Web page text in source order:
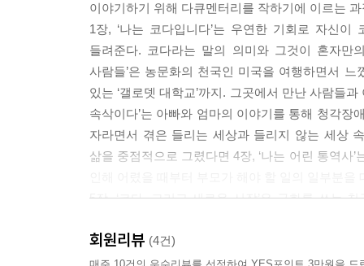
성인이 되었으니 더 이상 부모의 장애와, 세상의
가온다는 것을 조금 늦게 깨달았다. 누구보다 세
대로 그것을 믿지 않았다 --- p.204
나는 엄마, 아빠의 이야기를 영화로 만들었고, 나
에 켜켜이 쌓인 생채기를 하나 둘 꺼내어 보여주
내 몸 안에 또 다른 상처를 만들기 전에, 좀 더 씩
지 않을 수 있었다.
--- p.237
이야기하기 위해 다큐멘터리를 작하기에 이르는
1장, ‘나는 코다입니다’는 우연한 기회로 자신
들려준다. 코다라는 말의 의미와 그것이 혼자만
사람들’은 농문화의 천국인 미국을 여행하면서
있는 ‘갤로뎃 대학교’까지. 그곳에서 만난 사람들
속삭이다’는 아빠와 엄마의 이야기를 통해 청각
자라면서 겪은 들리는 세상과 들리지 않는 세상
삶을 중점적으로 그렸다면 4장, ‘나는 어린 통역사
5장, ‘코다, 그리고 새로운 시작’은 구화를 쓰는
다큐멘터리 [반짝이는 박수 소리]를 책으로 만나다
회원리뷰 (4건)